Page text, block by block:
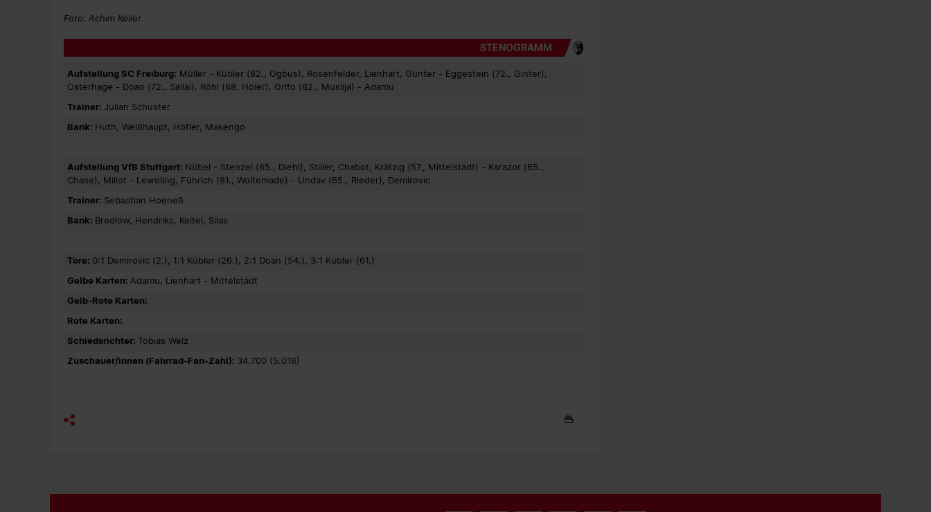
Foto: Achim Keller
STENOGRAMM
Aufstellung SC Freiburg: Müller - Kübler (82., Ogbus), Rosenfelder, Lienhart, Günter - Eggestein (72., Ginter),
Osterhage - Doan (72., Sallai), Röhl (68. Höler), Grifo (82., Muslija) - Adamu
Trainer: Julian Schuster
Bank: Huth, Weißhaupt, Höfler, Makengo
Aufstellung VfB Stuttgart: Nübel - Stenzel (65., Diehl), Stiller, Chabot, Krätzig (57., Mittelstädt) - Karazor (65.,
Chase), Millot - Leweling, Führich (81., Woltemade) - Undav (65., Rieder), Demirovic
Trainer: Sebastian Hoeneß
Bank: Bredlow, Hendriks, Keitel, Silas
Tore: 0:1 Demirovic (2.), 1:1 Kübler (26.), 2:1 Doan (54.), 3:1 Kübler (61.)
Gelbe Karten: Adamu, Lienhart - Mittelstädt
Gelb-Rote Karten:
Rote Karten:
Schiedsrichter: Tobias Welz
Zuschauer/innen (Fahrrad-Fan-Zahl): 34.700 (5.016)